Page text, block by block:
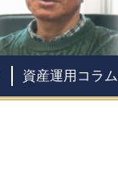
資産運用コラム